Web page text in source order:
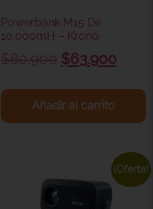
Powerbank M15 De
10.000mH – Krono
$80.900 $63.900
Añadir al carrito
¡Oferta!